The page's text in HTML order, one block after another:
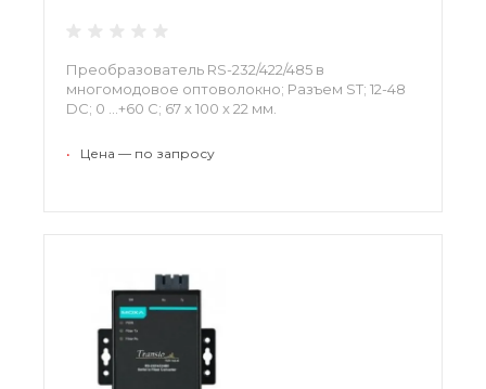
Преобразователь RS-232/422/485 в
многомодовое оптоволокно; Разъем ST; 12-48
DC; 0 …+60 С; 67 x 100 x 22 мм.
• Цена — по запросу